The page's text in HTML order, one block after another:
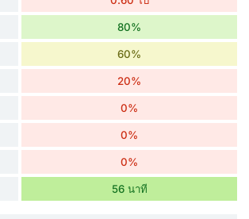
80%
60%
20%
0%
0%
0%
56 นาที